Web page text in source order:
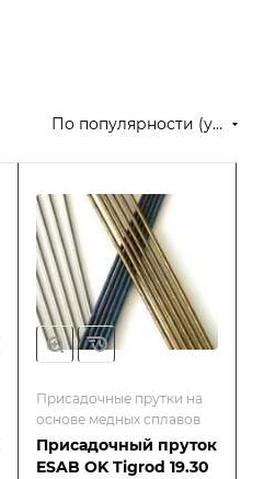
По популярности (убывание)
Присадочные прутки на
основе медных сплавов
Присадочный пруток
ESAB OK Tigrod 19.30